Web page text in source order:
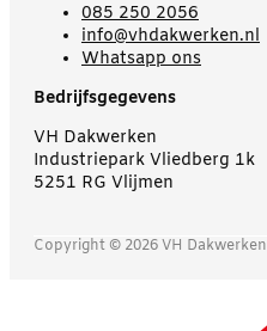
085 250 2056
info@vhdakwerken.nl
Whatsapp ons
Bedrijfsgegevens
VH Dakwerken
Industriepark Vliedberg 1k
5251 RG Vlijmen
Copyright © 2026 VH Dakwerken